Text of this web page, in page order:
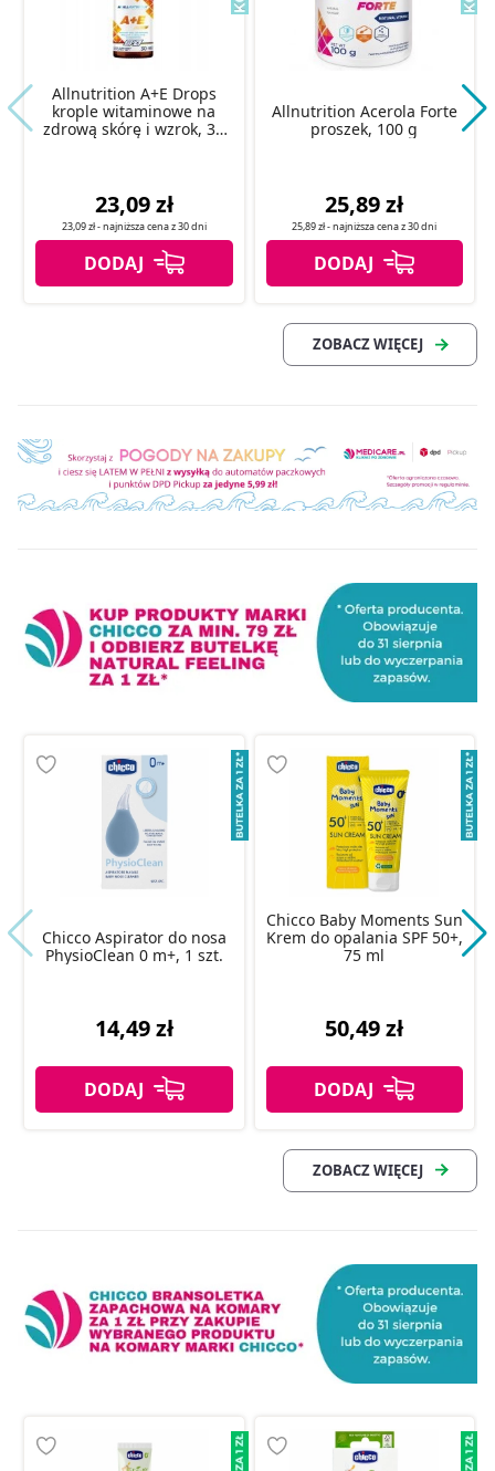
Allnutrition A+E Drops
krople witaminowe na
zdrową skórę i wzrok, 30
23,09 zł
23,09 zł- najniższa cena z30 dni
Allnutrition Acerola Forte
proszek, 100 g
25,89 zł
25,89 zł- najniższa cena z30 dni
Chicco Aspirator do nosa
PhysioClean 0 m+, 1 szt.
14,49 zł
Chicco Baby Moments Sun
Krem do opalania SPF 50+,
75 ml
50,49 zł